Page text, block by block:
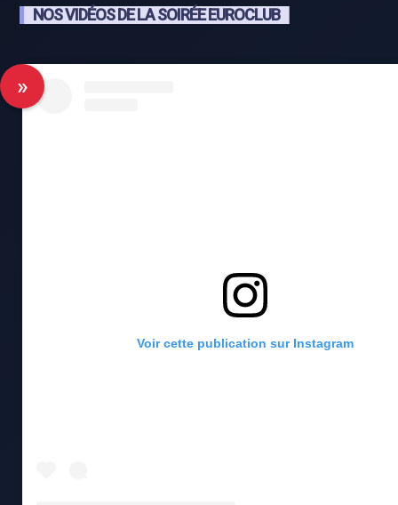
NOS VIDÉOS DE LA SOIRÉE EUROCLUB
Voir cette publication sur Instagram